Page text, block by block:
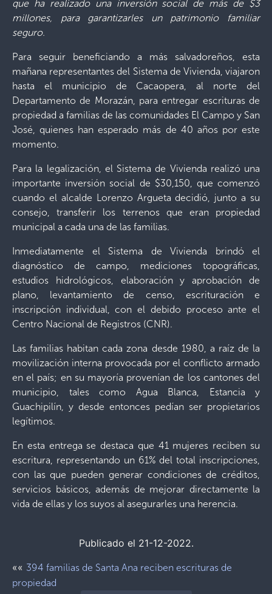
que ha realizado una inversión social de más de $3
millones, para garantizarles un patrimonio familiar
seguro.
Para seguir beneficiando a más salvadoreños, esta
mañana representantes del Sistema de Vivienda, viajaron
hasta el municipio de Cacaopera, al norte del
Departamento de Morazán, para entregar escrituras de
propiedad a familias de las comunidades El Campo y San
José, quienes han esperado más de 40 años por este
momento.
Para la legalización, el Sistema de Vivienda realizó una
importante inversión social de $30,150, que comenzó
cuando el alcalde Lorenzo Argueta decidió, junto a su
consejo, transferir los terrenos que eran propiedad
municipal a cada una de las familias.
Inmediatamente el Sistema de Vivienda brindó el
diagnóstico de campo, mediciones topográficas,
estudios hidrológicos, elaboración y aprobación de
plano, levantamiento de censo, escrituración e
inscripción individual, con el debido proceso ante el
Centro Nacional de Registros (CNR).
Las familias habitan cada zona desde 1980, a raíz de la
movilización interna provocada por el conflicto armado
en el país; en su mayoría provenían de los cantones del
municipio, tales como Agua Blanca, Estancia y
Guachipilín, y desde entonces pedían ser propietarios
legítimos.
En esta entrega se destaca que 41 mujeres reciben su
escritura, representando un 61% del total inscripciones,
con las que pueden generar condiciones de créditos,
servicios básicos, además de mejorar directamente la
vida de ellas y los suyos al asegurarles una herencia.
Publicado el 21-12-2022.
«« 394 familias de Santa Ana reciben escrituras de
propiedad